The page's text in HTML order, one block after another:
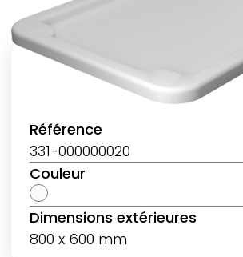
Référence
331-000000020
Couleur
Dimensions extérieures
800 x 600 mm